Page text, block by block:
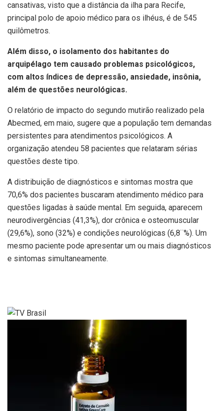
cansativas, visto que a distância da ilha para Recife,
principal polo de apoio médico para os ilhéus, é de 545
quilômetros.
Além disso, o isolamento dos habitantes do
arquipélago tem causado problemas psicológicos,
com altos índices de depressão, ansiedade, insônia,
além de questões neurológicas.
O relatório de impacto do segundo mutirão realizado pela
Abecmed, em maio, sugere que a população tem demandas
persistentes para atendimentos psicológicos. A
organização atendeu 58 pacientes que relataram sérias
questões deste tipo.
A distribuição de diagnósticos e sintomas mostra que
70,6% dos pacientes buscaram atendimento médico para
questões ligadas à saúde mental. Em seguida, aparecem
neurodivergências (41,3%), dor crônica e osteomuscular
(29,6%), sono (32%) e condições neurológicas (6,8¨%). Um
mesmo paciente pode apresentar um ou mais diagnósticos
e sintomas simultaneamente.